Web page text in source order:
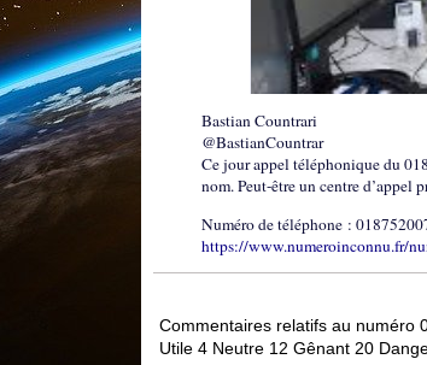
Bastian Countrari
@BastianCountrar
Ce jour appel téléphonique du
nom. Peut-être un centre d’appel
Numéro de téléphone :
https://www.numeroinconnu.fr/
Commentaires relatifs au numéro
Utile 4 Neutre 12 Gênant 20